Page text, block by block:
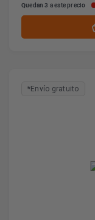
Quedan 3 a este precio
*Envío gratuito